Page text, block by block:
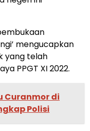
mengucapkan
yang telah
PPGT XI 2022.
Curanmor di
Polisi